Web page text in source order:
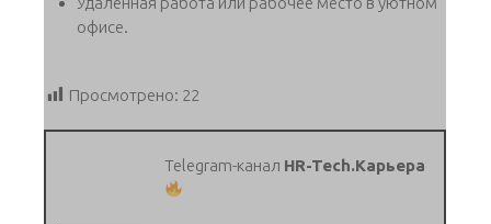
офисе.
Просмотрено: 22
Telegram-канал HR-Tech.Карьера